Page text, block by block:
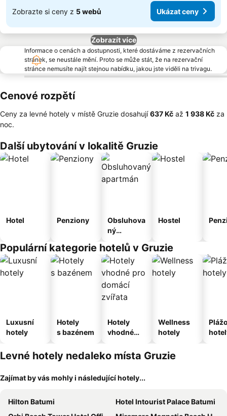
Zobrazte si ceny z 5 webů Ukázat ceny
Zobrazít více
Informace o cenách a dostupnosti, které dostáváme z rezervačních
stránek, se neustále mění. Proto se může stát, že na rezervační
stránce nemusíte najít stejnou nabídku, jakou jste viděli na trivagu.
Cenové rozpětí
Ceny za levné hotely v místě Gruzie dosahují‎637 Kč až ‎1 938 Kč za
noc.
Další ubytování v lokalitě Gruzie
Hotel Penziony
Obsluhova
ný
Hostel
Populární kategorie hotelů v Gruzie
Luxusní
hotely
Hotely
s bazénem
Hotely
vhodné
domácí
zvířata
Wellness
hotely
Levné hotely nedaleko místa Gruzie
Zajímat by vás mohly i následující hotely...
Hilton Batumi
Hotel Intourist Palace Batumi